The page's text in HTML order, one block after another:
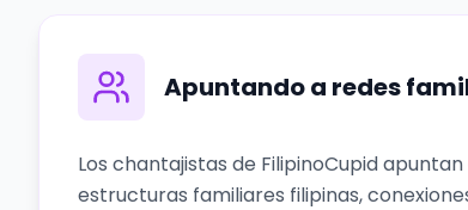
Apuntando a redes
Los chantajistas de FilipinoCupid
estructuras familiares filipinas,